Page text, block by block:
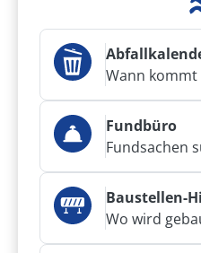
Wann
Fundbüro
Fundsachen
Baustellen-
Wo wird